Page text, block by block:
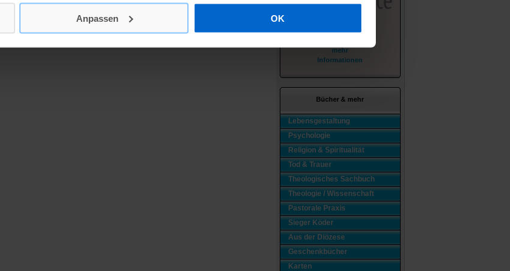
Anpassen OK
mehr
Informationen
Bücher & mehr
Lebensgestaltung
Psychologie
Religion & Spiritualität
Tod & Trauer
Theologisches Sachbuch
Theologie / Wissenschaft
Pastorale Praxis
Sieger Köder
Aus der Diözese
Geschenkbücher
Karten